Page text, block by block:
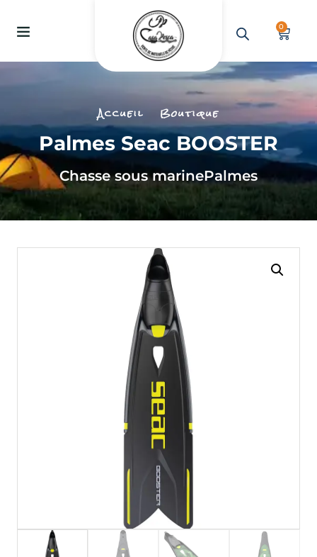
0
Accueil Boutique
Palmes Seac BOOSTER
Chasse sous marinePalmes